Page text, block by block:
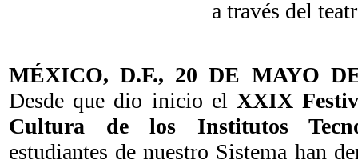
a través del
MÉXICO, D.F., 20 DE MAYO
Desde que dio inicio el XXIX
Cultura de los Institutos
estudiantes de nuestro Sistema han